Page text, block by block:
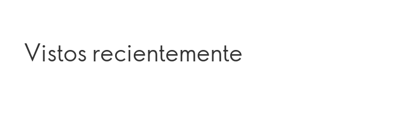
Vistos recientemente